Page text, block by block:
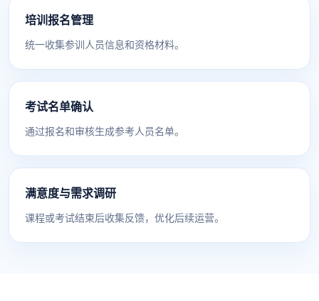
培训报名管理
统一收集参训人员信息和资格材料。
考试名单确认
通过报名和审核生成参考人员名单。
满意度与需求调研
课程或考试结束后收集反馈，优化后续运营。